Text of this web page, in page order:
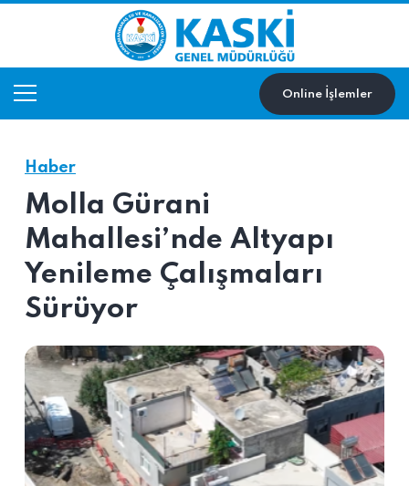
Online İşlemler
Haber
Molla Gürani
Mahallesi’nde Altyapı
Yenileme Çalışmaları
Sürüyor